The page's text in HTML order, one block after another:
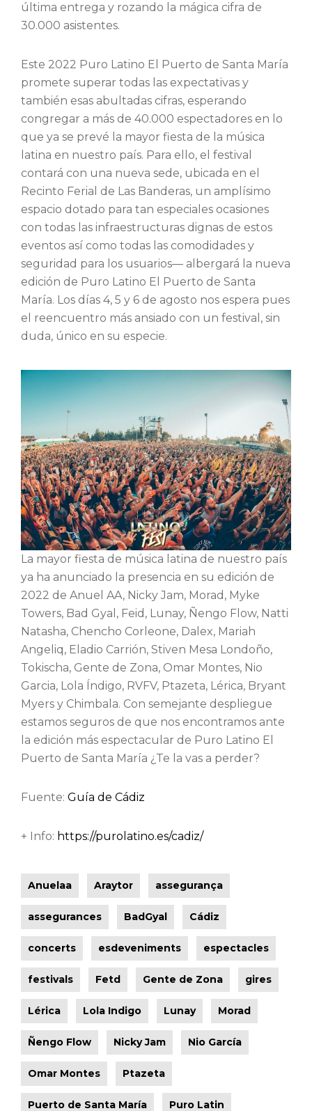
última entrega y rozando la mágica cifra de
30.000 asistentes.
Este 2022 Puro Latino El Puerto de Santa María
promete superar todas las expectativas y
también esas abultadas cifras, esperando
congregar a más de 40.000 espectadores en lo
que ya se prevé la mayor fiesta de la música
latina en nuestro país. Para ello, el festival
contará con una nueva sede, ubicada en el
Recinto Ferial de Las Banderas, un amplísimo
espacio dotado para tan especiales ocasiones
con todas las infraestructuras dignas de estos
eventos así como todas las comodidades y
seguridad para los usuarios— albergará la nueva
edición de Puro Latino El Puerto de Santa
María. Los días 4, 5 y 6 de agosto nos espera pues
el reencuentro más ansiado con un festival, sin
duda, único en su especie.
La mayor fiesta de música latina de nuestro país
ya ha anunciado la presencia en su edición de
2022 de Anuel AA, Nicky Jam, Morad, Myke
Towers, Bad Gyal, Feid, Lunay, Ñengo Flow, Natti
Natasha, Chencho Corleone, Dalex, Mariah
Angeliq, Eladio Carrión, Stiven Mesa Londoño,
Tokischa, Gente de Zona, Omar Montes, Nio
Garcia, Lola Índigo, RVFV, Ptazeta, Lérica, Bryant
Myers y Chimbala. Con semejante despliegue
estamos seguros de que nos encontramos ante
la edición más espectacular de Puro Latino El
Puerto de Santa María ¿Te la vas a perder?
Fuente: Guía de Cádiz
+ Info: https://purolatino.es/cadiz/
Anuelaa Araytor assegurança
assegurances BadGyal Cádiz
concerts esdeveniments espectacles
festivals Fetd Gente de Zona gires
Lérica Lola Indigo Lunay Morad
Ñengo Flow Nicky Jam Nio García
Omar Montes Ptazeta
Puerto de Santa María Puro Latin